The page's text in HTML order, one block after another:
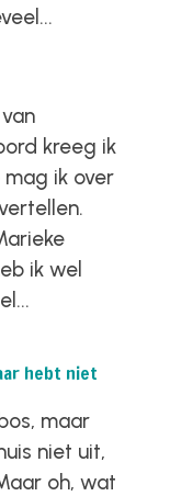
kreeg ik
ik over
ik wel
hebt niet
maar
niet uit,
oh, wat